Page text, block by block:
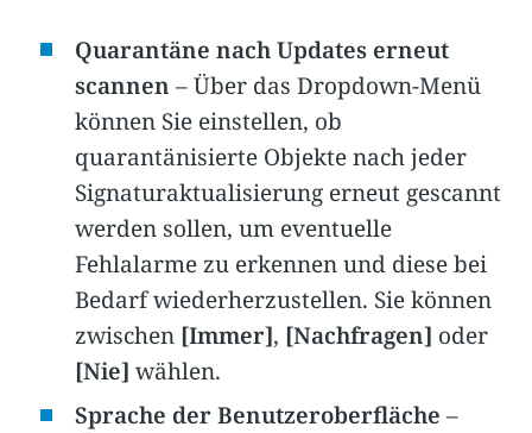
Quarantäne nach Updates erneut
scannen – Über das Dropdown-Menü
können Sie einstellen, ob
quarantänisierte Objekte nach jeder
Signaturaktualisierung erneut gescannt
werden sollen, um eventuelle
Fehlalarme zu erkennen und diese bei
Bedarf wiederherzustellen. Sie können
zwischen [Immer], [Nachfragen] oder
[Nie] wählen.
Sprache der Benutzeroberfläche –